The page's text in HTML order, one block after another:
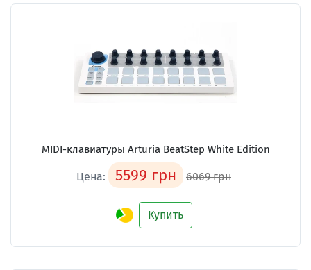
MIDI-клавиатуры Arturia BeatStep White Edition
Цена: 5599 грн 6069 грн
Купить